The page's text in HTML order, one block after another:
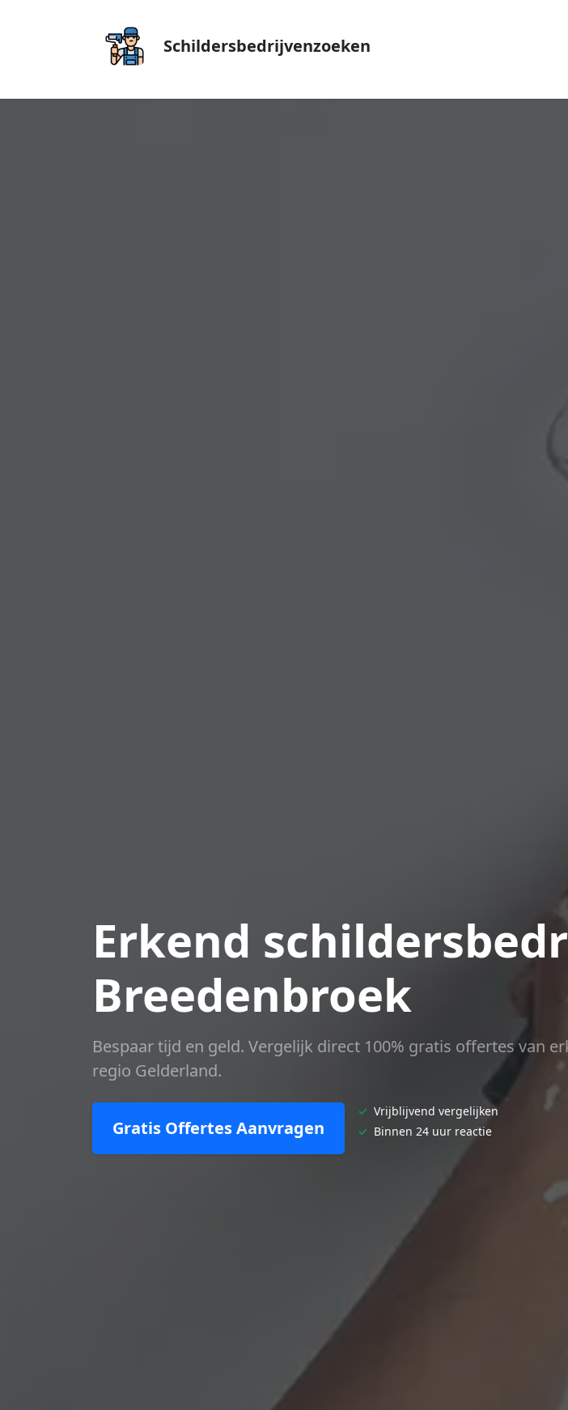
Schildersbedrijvenzoeken
Erkend
Breedenbroek
Bespaar tijd en geld. Vergelijk direct 100% gratis offertes van
regio Gelderland.
Gratis Offertes Aanvragen
✓ Vrijblijvend vergelijken
✓ Binnen 24 uur reactie